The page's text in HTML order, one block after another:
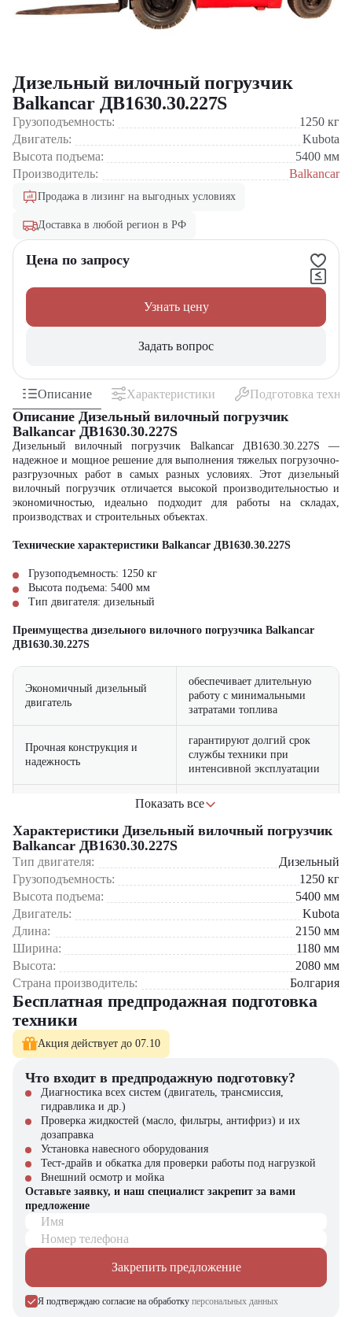
Дизельный вилочный погрузчик
Balkancar ДВ1630.30.227S
Грузоподъемность: 1250 кг
Двигатель:
Kubota
Высота подъема:
5400 мм
Производитель:
Balkancar
Продажа в лизинг на выгодных условиях
Доставка в любой регион в РФ
Цена по запросу
Узнать цену
Задать вопрос
Описание Характеристики Подготовка
Описание Дизельный вилочный погрузчик
Balkancar ДВ1630.30.227S
Дизельный вилочный погрузчик Balkancar ДВ1630.30.227S —
надежное и мощное решение для выполнения тяжелых погрузочно-
разгрузочных работ в самых разных условиях. Этот дизельный
вилочный погрузчик отличается высокой производительностью и
экономичностью, идеально подходит для работы на складах,
производствах и строительных объектах.
Технические характеристики Balkancar ДВ1630.30.227S
Грузоподъемность: 1250 кг
Высота подъема: 5400 мм
Тип двигателя: дизельный
Преимущества дизельного вилочного погрузчика Balkancar
ДВ1630.30.227S
Экономичный дизельный
двигатель
обеспечивает длительную
работу с минимальными
затратами топлива
Прочная конструкция и
надежность
гарантируют долгий срок
службы техники при
интенсивной эксплуатации
легкий доступ к ключевым
проводить ремонт и
Где применяется вилочный погрузчик Balkancar
ДВ1630.30.227S?
Складские комплексы и логистические центры
Промышленные предприятия и заводы
Строительные площадки и базы
Порты и терминалы грузоперевозок
Торговые и распределительные центры
Почему стоит выбрать Balkancar ДВ1630.30.227S?
Дизельный вилочный погрузчик Balkancar ДВ1630.30.227S —
сочетание высокой мощности и экономичности
Комфорт оператора для повышения эффективности работы
Простота технического обслуживания и ремонта
Универсальность использования в различных сферах
деятельности
Компания "ЦТО" – официальный дилер техники Balkancar,
предлагающий новые модели складского оборудования с гарантией.
У нас вы найдете: широкий выбор спецтехники, вилочных
погрузчиков, малой складской техники, навесного оборудования,
запчасти для долгосрочной эксплуатации, профессиональные
консультации по выбору техники.
Показать все
Характеристики Дизельный вилочный погрузчик
Balkancar ДВ1630.30.227S
Тип двигателя:
Дизельный
Грузоподъемность:
1250 кг
Высота подъема:
5400 мм
Двигатель:
Kubota
Длина:
2150 мм
Ширина:
1180 мм
Высота:
2080 мм
Страна производитель:
Болгария
Бесплатная предпродажная подготовка
техники
Акция действует до 07.10
Что входит в предпродажную подготовку?
Диагностика всех систем (двигатель, трансмиссия,
гидравлика и др.)
Проверка жидкостей (масло, фильтры, антифриз) и их
дозаправка
Установка навесного оборудования
Тест-драйв и обкатка для проверки работы под нагрузкой
Внешний осмотр и мойка
Оставьте заявку, и наш специалист закрепит за вами
предложение
Имя
Номер телефона
Закрепить предложение
Я подтверждаю согласие на обработку персональных данных